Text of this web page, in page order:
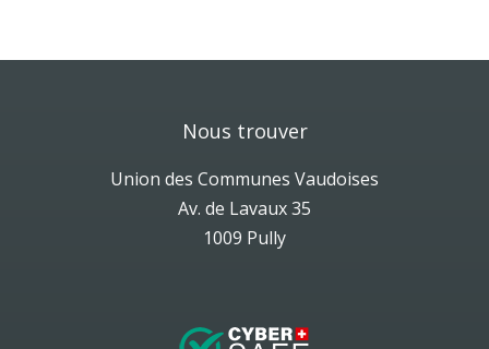
Nous trouver
Union des Communes Vaudoises
Av. de Lavaux 35
1009 Pully